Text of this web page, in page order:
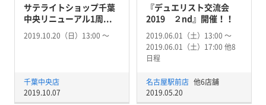
サテライトショップ千葉
中央リニューアル1周...
2019.10.20（日）13:00 〜
千葉中央店
2019.10.07
『デュエリスト交流会
2019 ２nd』開催！！
2019.06.01（土）13:00 〜
2019.06.01（土）17:00 他8
日程
名古屋駅前店 他6店舗
2019.05.20